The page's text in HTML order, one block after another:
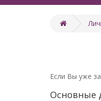
Если Вы уже
Основные